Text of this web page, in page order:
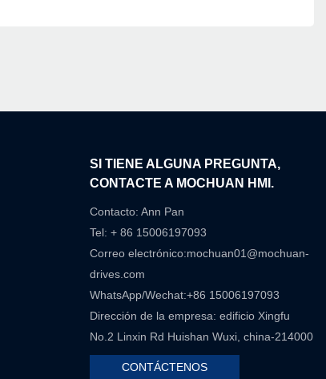
SI TIENE ALGUNA PREGUNTA,
CONTACTE A MOCHUAN HMI.
Contacto: Ann Pan
Tel: + 86 15006197093
Correo electrónico:mochuan01@mochuan-
drives.com
WhatsApp/Wechat:+86 15006197093
Dirección de la empresa: edificio Xingfu
No.2 Linxin Rd Huishan Wuxi, china-214000
CONTÁCTENOS